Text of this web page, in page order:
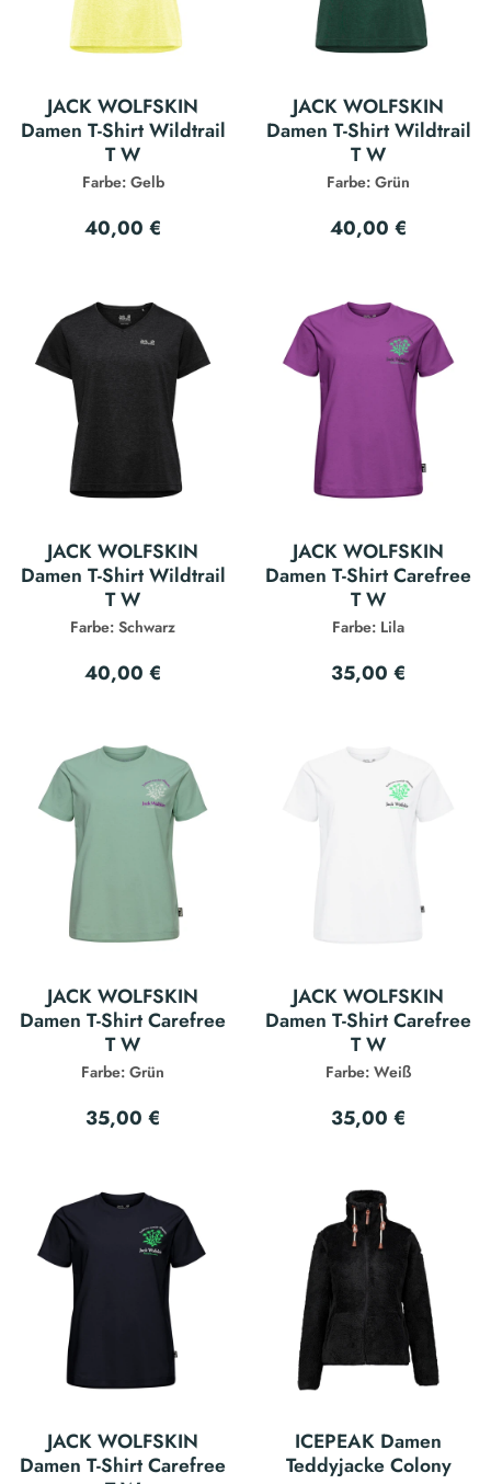
JACK WOLFSKIN
Damen T-Shirt Wildtrail
T W
Farbe: Gelb
40,00 €
JACK WOLFSKIN
Damen T-Shirt Wildtrail
T W
Farbe: Grün
40,00 €
JACK WOLFSKIN
Damen T-Shirt Wildtrail
T W
Farbe: Schwarz
40,00 €
JACK WOLFSKIN
Damen T-Shirt Carefree
T W
Farbe: Lila
35,00 €
JACK WOLFSKIN
Damen T-Shirt Carefree
T W
Farbe: Grün
35,00 €
JACK WOLFSKIN
Damen T-Shirt Carefree
T W
Farbe: Weiß
35,00 €
JACK WOLFSKIN
Damen T-Shirt Carefree
ICEPEAK Damen
Teddyjacke Colony